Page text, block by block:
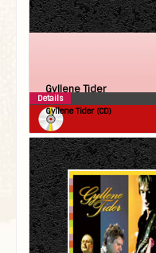
Gyllene Tider
Gyllene Tider (CD)
Details